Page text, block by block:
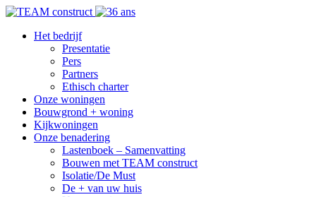
Het bedrijf
Presentatie
Pers
Partners
Ethisch charter
Onze woningen
Bouwgrond + woning
Kijkwoningen
Onze benadering
Lastenboek – Samenvatting
Bouwen met TEAM construct
Isolatie/De Must
De + van uw huis